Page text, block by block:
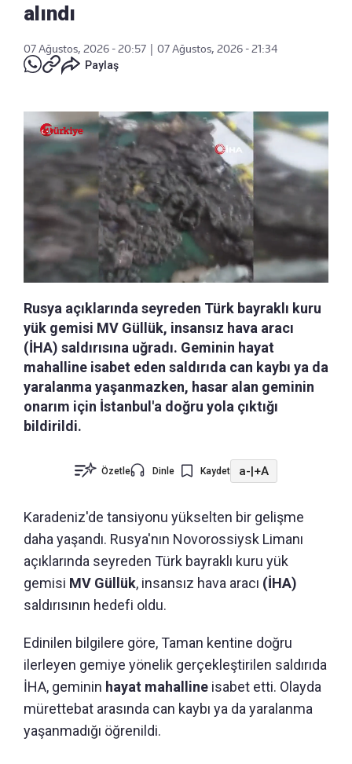
alındı
07 Ağustos, 2026 - 20:57
07 Ağustos, 2026 - 21:34
Paylaş
Rusya açıklarında seyreden Türk bayraklı kuru
yük gemisi MV Güllük, insansız hava aracı
(İHA) saldırısına uğradı. Geminin hayat
mahalline isabet eden saldırıda can kaybı ya da
yaralanma yaşanmazken, hasar alan geminin
onarım için İstanbul'a doğru yola çıktığı
bildirildi.
Özetle Dinle Kaydet a-|+A
Karadeniz'de tansiyonu yükselten bir gelişme
daha yaşandı. Rusya'nın Novorossiysk Limanı
açıklarında seyreden Türk bayraklı kuru yük
gemisi MV Güllük, insansız hava aracı (İHA)
saldırısının hedefi oldu.
Edinilen bilgilere göre, Taman kentine doğru
ilerleyen gemiye yönelik gerçekleştirilen saldırıda
İHA, geminin hayat mahalline isabet etti. Olayda
mürettebat arasında can kaybı ya da yaralanma
yaşanmadığı öğrenildi.